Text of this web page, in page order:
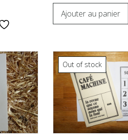
Ajouter au panier
Out of stock